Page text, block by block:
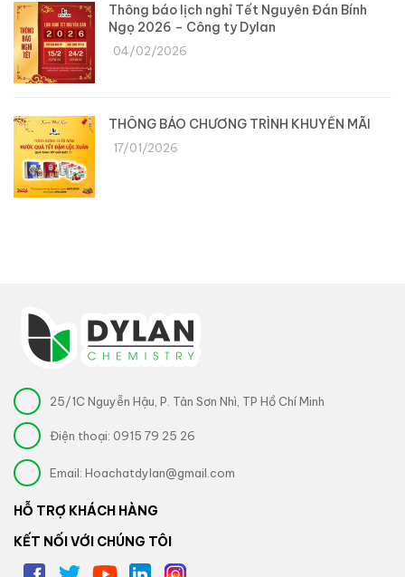
Thông báo lịch nghỉ Tết Nguyên Đán Bính
Ngọ 2026 – Công ty Dylan
04/02/2026
THÔNG BÁO CHƯƠNG TRÌNH KHUYẾN MÃI
17/01/2026
25/1C Nguyễn Hậu, P. Tân Sơn Nhì, TP Hồ Chí Minh
Điện thoại: 0915 79 25 26
Email: Hoachatdylan@gmail.com
HỖ TRỢ KHÁCH HÀNG
KẾT NỐI VỚI CHÚNG TÔI